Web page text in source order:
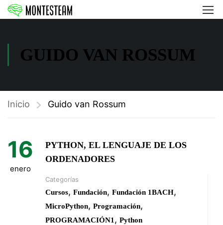
GUIDO VAN ROSSUM
Inicio Guido van Rossum
16
enero
PYTHON, EL LENGUAJE DE LOS
ORDENADORES
Categorías
Cursos, Fundación, Fundación 1BACH,
MicroPython, Programación,
PROGRAMACIÓN1 , Python